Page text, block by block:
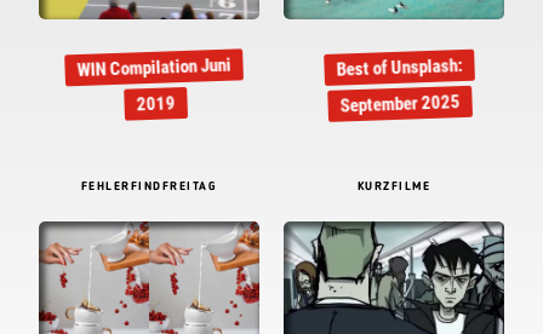
WIN Compilation Juni
2019
Best of Unsplash:
September 2025
FEHLERFINDFREITAG KURZFILME